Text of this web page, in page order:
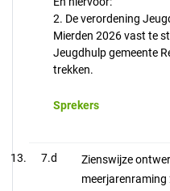
2. De verordening
Mierden 2026 vast te
Jeugdhulp gemeente
trekken.
Sprekers
7.d
Zienswijze